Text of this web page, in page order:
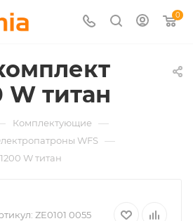
0
W титан
Комплектующие —
WFS —
W титан
ZE0101 0055